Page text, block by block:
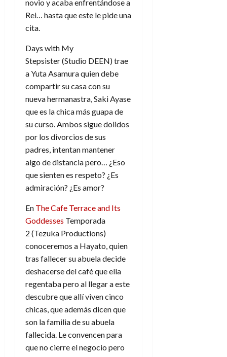
novio y acaba enfrentándose a
Rei… hasta que este le pide una
cita.
Days with My
Stepsister (Studio DEEN) trae
aYuta Asamura quien debe
compartir su casa con su
nueva hermanastra, Saki Ayase
que es la chica más guapa de
su curso. Ambos sigue dolidos
por los divorcios de sus
padres, intentan mantener
algo de distancia pero… ¿Eso
que sienten es respeto? ¿Es
admiración? ¿Es amor?
En The Cafe Terrace and Its
Goddesses Temporada
2 (Tezuka Productions)
conoceremos a Hayato, quien
tras fallecer su abuela decide
deshacerse del café que ella
regentaba pero al llegar a este
descubre que allí viven cinco
chicas, que además dicen que
son la familia de su abuela
fallecida. Le convencen para
que no cierre el negocio pero